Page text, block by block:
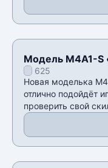
Модель M4A1-S
625
Новая моделька
отлично подойдёт
проверить свой